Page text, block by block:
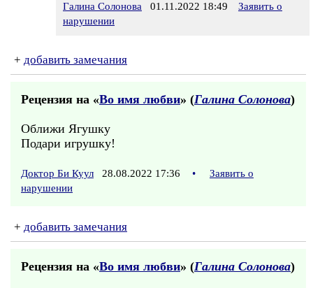
Галина Солонова 01.11.2022 18:49
Заявить о
нарушении
+ добавить замечания
Рецензия на «Во имя любви» (Галина Солонова)
Оближи Ягушку
Подари игрушку!
Доктор Би Куул 28.08.2022 17:36 •
Заявить о
нарушении
+ добавить замечания
Рецензия на «Во имя любви» (Галина Солонова)